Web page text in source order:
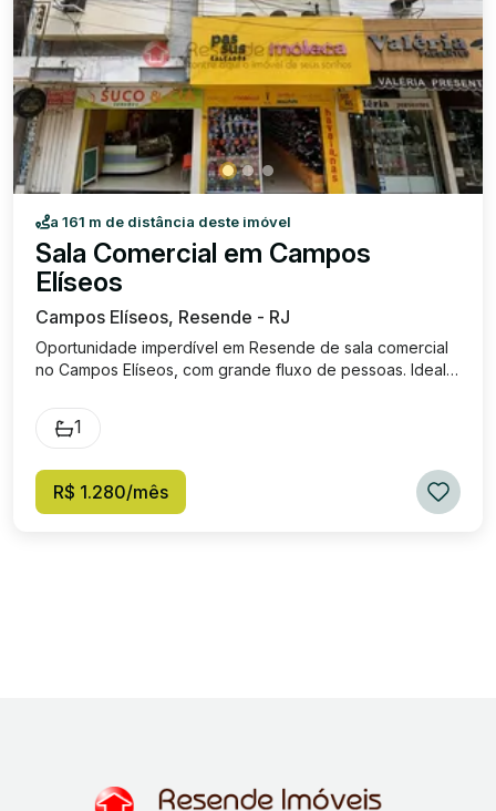
a 161 m de distância deste imóvel
Sala Comercial em Campos
Elíseos
Campos Elíseos, Resende - RJ
Oportunidade imperdível em Resende de sala comercial
no Campos Elíseos, com grande fluxo de pessoas. Ideal
social; Entre em contato com Roberta Imóveis e agende
sua visita. Será um prazer apresentar essa sala para
130,00 IPTU: R$ 25,00
1
R$ 1.280/mês